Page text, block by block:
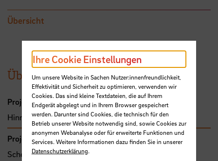
Übersicht
Übersicht
Projektleitung
Hinrichsen, Broder, Prof. Dr.
Projektbeteiligte
Schellenberger, Gregor, Prof.
Ihre Cookie Einstellungen
Um unsere Website in Sachen Nutzer:innenfreundlichkeit,
Effektivität und Sicherheit zu optimieren, verwenden wir
Cookies. Das sind kleine Textdateien, die auf Ihrem
Endgerät abgelegt und in Ihrem Browser gespeichert
werden. Darunter sind Cookies, die technisch für den
Betrieb unserer Website notwendig sind, sowie Cookies zur
anonymen Webanalyse oder für erweiterte Funktionen und
Services. Weitere Informationen dazu finden Sie in unserer
Datenschutzerklärung.